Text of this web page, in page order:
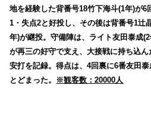
地を経験した背番号18竹下海斗(1年)が
1・失点2と好投し、その後は背番号1辻
年)が継投。守備陣は、ライト友田泰成
が再三の好守で支え、大接戦に持ち込
安打を記録。得点は、4回裏に6番友田
とどまった。
※観客数：20000人